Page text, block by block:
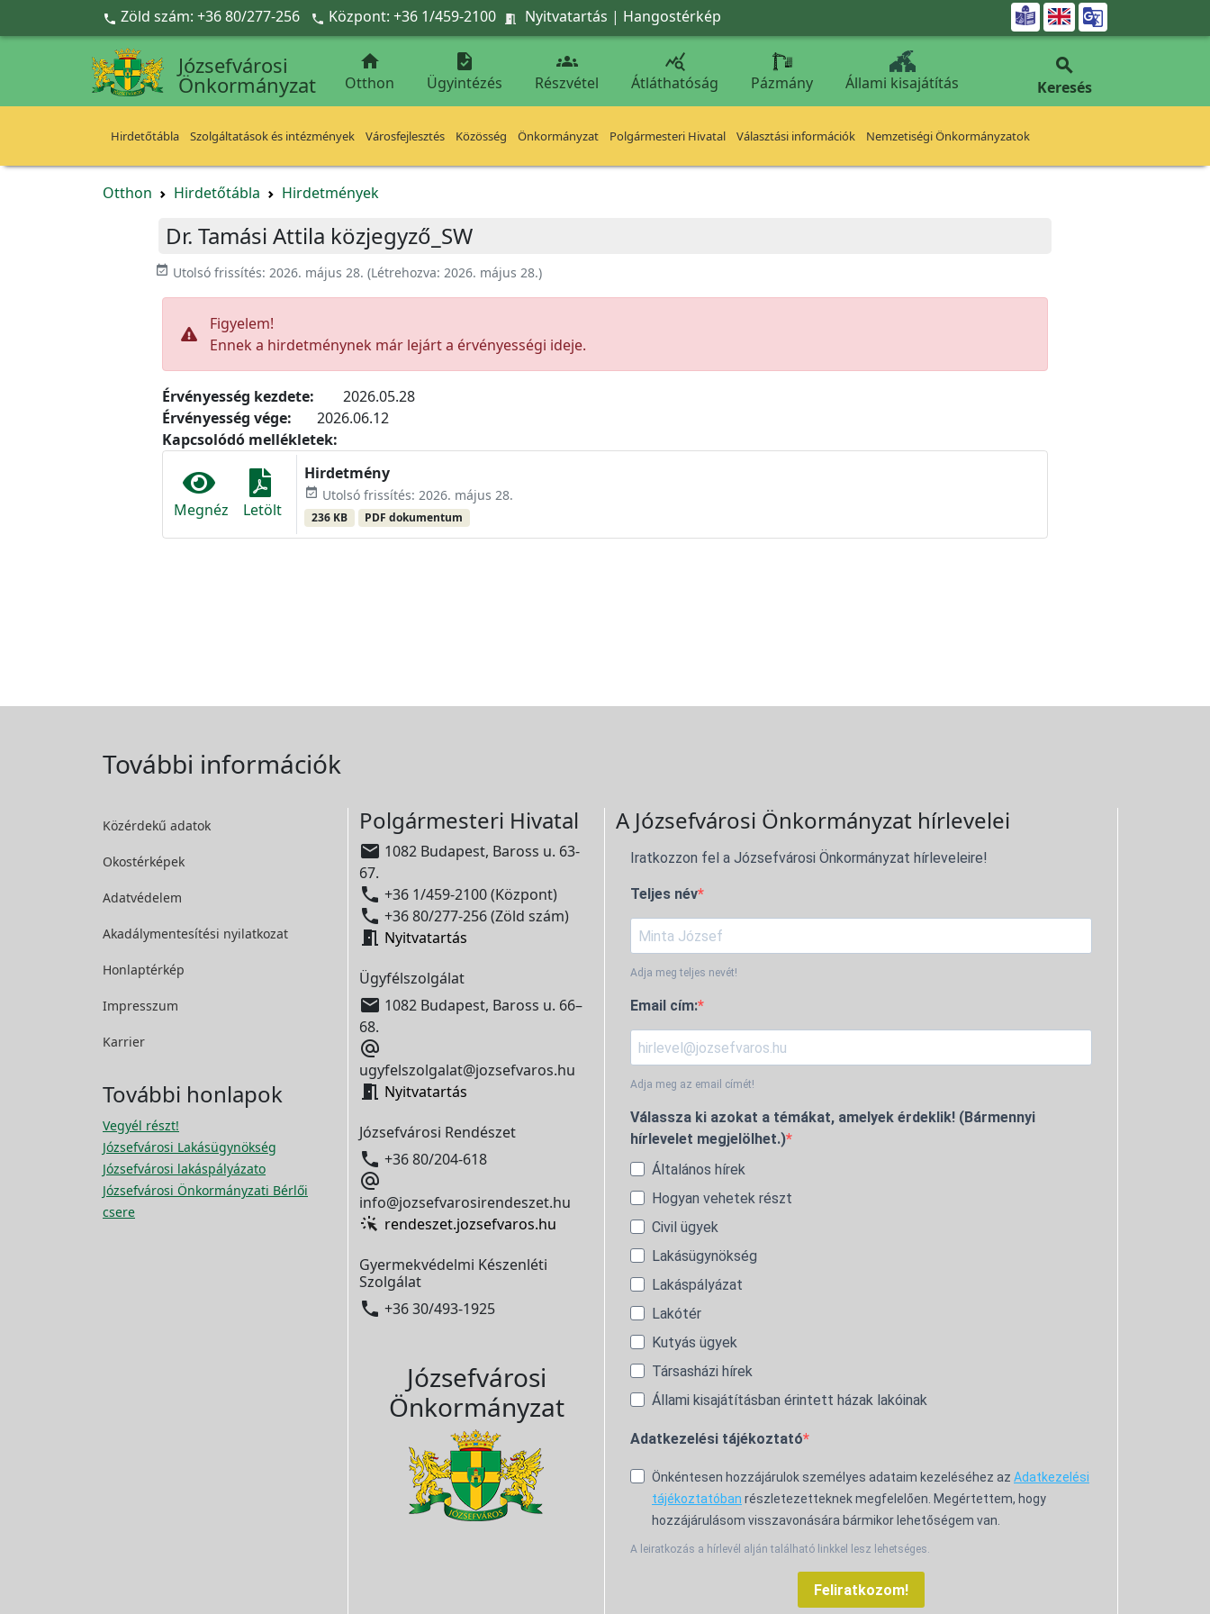
Ugrás a fő tartalomra
 Zöld szám: +36 80/277-256  Központ: +36 1/459-2100  Nyitvatartás | Hangostérkép 
Józsefvárosi
Önkormányzat

Otthon

Ügyintézés

Részvétel

Átláthatóság Pázmány Állami kisajátítás

Keresés
Hirdetőtábla Szolgáltatások és intézmények Városfejlesztés Közösség Önkormányzat Polgármesteri Hivatal Választási információk Nemzetiségi Önkormányzatok
Otthon Hirdetőtábla Hirdetmények
Dr. Tamási Attila közjegyző_SW
event_available Utolsó frissítés: 2026. május 28. (Létrehozva: 2026. május 28.)
Figyelem!
Ennek a hirdetménynek már lejárt a érvényességi ideje.
Érvényesség kezdete:
2026.05.28
Érvényesség vége:
2026.06.12
Kapcsolódó mellékletek:
Megnéz Letölt
Hirdetmény
event_available Utolsó frissítés: 2026. május 28.
236 KB PDF dokumentum
További információk
Közérdekű adatok
Okostérképek
Adatvédelem
Akadálymentesítési nyilatkozat
Honlaptérkép
Impresszum
Karrier
További honlapok
Vegyél részt!
Józsefvárosi Lakásügynökség
Józsefvárosi lakáspályázato
Józsefvárosi Önkormányzati Bérlői
csere
Polgármesteri Hivatal
 1082 Budapest, Baross u. 63-
67.
 +36 1/459-2100 (Központ)
 +36 80/277-256 (Zöld szám)
 Nyitvatartás
Ügyfélszolgálat
 1082 Budapest, Baross u. 66–
68.

ugyfelszolgalat@jozsefvaros.hu
 Nyitvatartás
Józsefvárosi Rendészet
 +36 80/204-618

info@jozsefvarosirendeszet.hu
rendeszet.jozsefvaros.hu
Gyermekvédelmi Készenléti
Szolgálat
 +36 30/493-1925
Józsefvárosi
Önkormányzat
A Józsefvárosi Önkormányzat hírlevelei
Iratkozzon fel a Józsefvárosi Önkormányzat hírleveleire!
Teljes név
Adja meg teljes nevét!
Email cím:
Adja meg az email címét!
Válassza ki azokat a témákat, amelyek érdeklik! (Bármennyi
hírlevelet megjelölhet.)
Általános hírek
Hogyan vehetek részt
Civil ügyek
Lakásügynökség
Lakáspályázat
Lakótér
Kutyás ügyek
Társasházi hírek
Állami kisajátításban érintett házak lakóinak
Adatkezelési tájékoztató
Önkéntesen hozzájárulok személyes adataim kezeléséhez az Adatkezelési
tájékoztatóban részletezetteknek megfelelően. Megértettem, hogy
hozzájárulásom visszavonására bármikor lehetőségem van.
A leiratkozás a hírlevél alján található linkkel lesz lehetséges.
Feliratkozom!